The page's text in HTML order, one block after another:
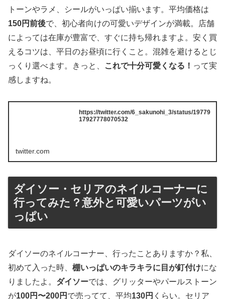
トーンやラメ、シールがいっぱい揃います。平均価格は
150円前後で、初心者向けの可愛いデザインが満載。店舗
によっては在庫が豊富で、すぐに持ち帰れますよ。安く買
えるコツは、平日のお昼頃に行くこと。混雑を避けるとじ
っくり選べます。きっと、
これで十分可愛くなる！ って実
感しますね。
https://twitter.com/6_sakunohi_3/status/19779
17927778070532
twitter.com
ダイソー・セリアのネイルコーナーに
行ってみた？意外と可愛いパーツがい
っぱい
ダイソーのネイルコーナー、行ったことありますか？私、
初めて入った時、 棚いっぱいのキラキラに目が釘付けにな
りましたよ。 ダイソーでは、グリッターやパールストーン
が100円〜200円 で売ってて、平均130円 くらい。セリア